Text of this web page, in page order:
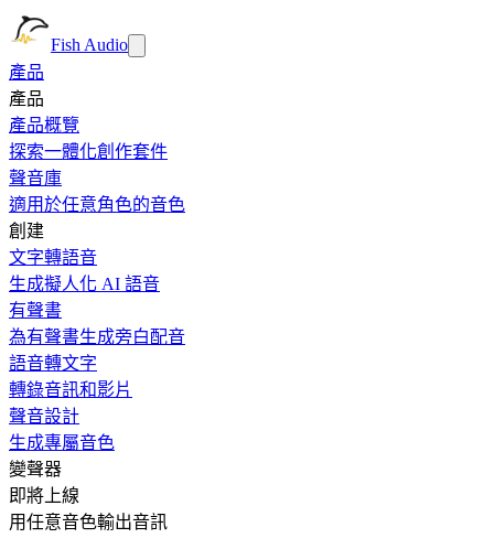
Fish Audio
產品
產品
產品概覽
探索一體化創作套件
聲音庫
適用於任意角色的音色
創建
文字轉語音
生成擬人化 AI 語音
有聲書
為有聲書生成旁白配音
語音轉文字
轉錄音訊和影片
聲音設計
生成專屬音色
變聲器
即將上線
用任意音色輸出音訊